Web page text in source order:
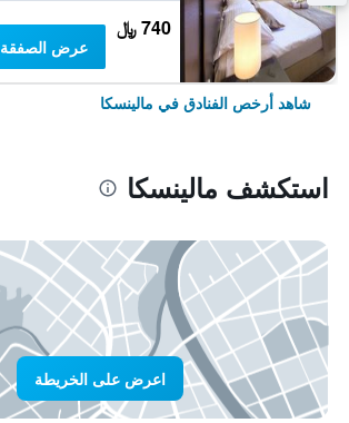
740 ﷼
عرض الصفقة
شاهد أرخص الفنادق في مالينسكا
استكشف مالينسكا
اعرض على الخريطة